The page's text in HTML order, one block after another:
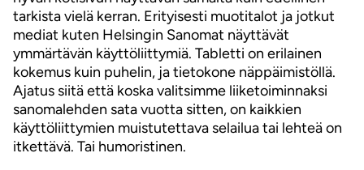
tarkista vielä kerran. Erityisesti muotitalot ja jotkut
mediat kuten Helsingin Sanomat näyttävät
ymmärtävän käyttöliittymiä. Tabletti on erilainen
kokemus kuin puhelin, ja tietokone näppäimistöllä.
Ajatus siitä että koska valitsimme liiketoiminnaksi
sanomalehden sata vuotta sitten, on kaikkien
käyttöliittymien muistutettava selailua tai lehteä on
itkettävä. Tai humoristinen.